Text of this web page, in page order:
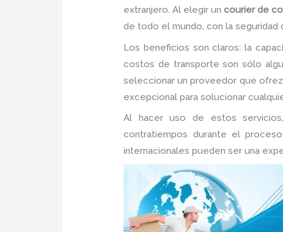
extranjero. Al elegir uncourier de
de todo el mundo, con la seguridad
Los beneficios son claros: la
costos de transporte son sólo
seleccionar un proveedor que
excepcional para solucionar
Al hacer uso de estos
contratiempos durante el
internacionales pueden ser una